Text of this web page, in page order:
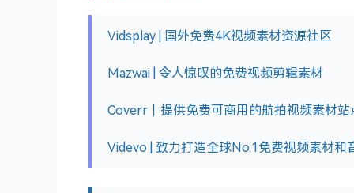
Vidsplay | 国外免费4K视频素材资源社区
Mazwai | 令人惊叹的免费视频剪辑素材
Coverr｜提供免费可商用的航拍视频素材站
Videvo | 致力打造全球No.1免费视频素材和